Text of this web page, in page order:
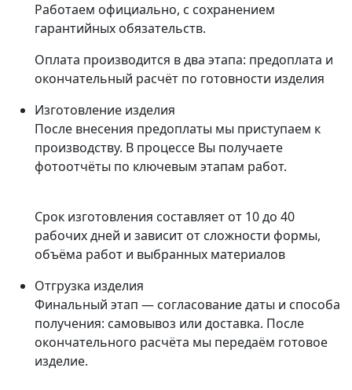
Работаем официально, с сохранением
гарантийных обязательств.
Оплата производится в два этапа: предоплата и
окончательный расчёт по готовности изделия
Изготовление изделия
После внесения предоплаты мы приступаем к
производству. В процессе Вы получаете
фотоотчёты по ключевым этапам работ.
Срок изготовления составляет от 10 до 40
рабочих дней и зависит от сложности формы,
объёма работ и выбранных материалов
Отгрузка изделия
Финальный этап — согласование даты и способа
получения: самовывоз или доставка. После
окончательного расчёта мы передаём готовое
изделие.